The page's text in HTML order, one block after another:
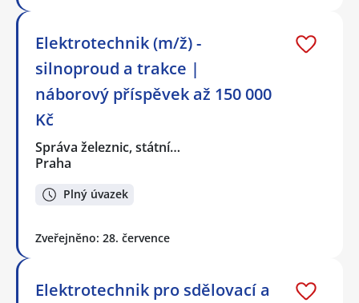
Elektrotechnik (m/ž) -
silnoproud a trakce |
náborový příspěvek až 150 000
Kč
Správa železnic, státní…
Praha
Plný úvazek
Zveřejněno: 28. července
Elektrotechnik pro sdělovací a